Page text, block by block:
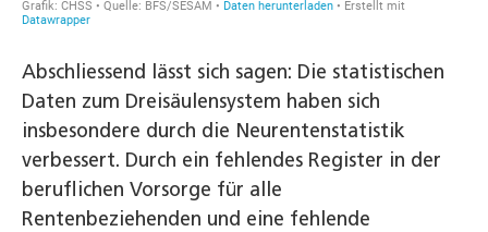
Abschliessend lässt sich sagen: Die statistischen
Daten zum Dreisäulensystem haben sich
insbesondere durch die Neurentenstatistik
verbessert. Durch ein fehlendes Register in der
beruflichen Vorsorge für alle
Rentenbeziehenden und eine fehlende